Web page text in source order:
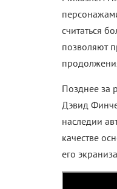
считаться
позволяют
Позднее за
Дэвид
наследии
качестве
его